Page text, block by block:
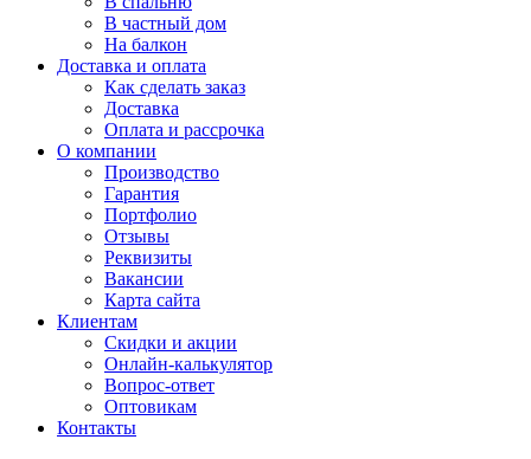
В частный дом
На балкон
Доставка и оплата
Как сделать заказ
Доставка
Оплата и рассрочка
О компании
Производство
Гарантия
Портфолио
Отзывы
Реквизиты
Вакансии
Карта сайта
Клиентам
Скидки и акции
Онлайн-калькулятор
Вопрос-ответ
Оптовикам
Контакты